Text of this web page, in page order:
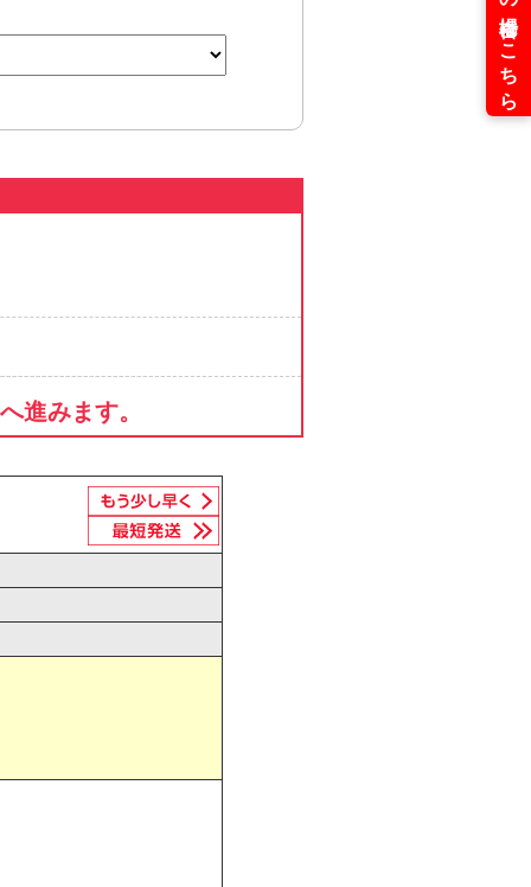
進みます。